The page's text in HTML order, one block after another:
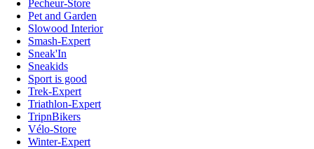
Pecheur-Store
Pet and Garden
Slowood Interior
Smash-Expert
Sneak'In
Sneakids
Sport is good
Trek-Expert
Triathlon-Expert
TripnBikers
Vélo-Store
Winter-Expert